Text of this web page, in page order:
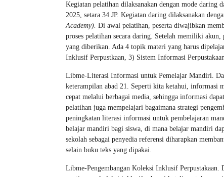
Kegiatan pelatihan dilaksanakan dengan mode daring
2025, setara 34 JP. Kegiatan daring dilaksanakan
Academy). Di awal pelatihan, peserta diwajibkan
proses pelatihan secara daring. Setelah memiliki
yang diberikan. Ada 4 topik materi yang harus
Inklusif Perpustkaan, 3) Sistem Informasi
Libme-Literasi Informasi untuk Pemelajar Mandiri.
keterampilan abad 21. Seperti kita ketahui, informasi
cepat melalui berbagai media, sehingga informasi
pelatihan juga mempelajari bagaimana strategi
peningkatan literasi informasi untuk pembelajaran
belajar mandiri bagi siswa, di mana belajar mandiri
sekolah sebagai penyedia referensi diharapkan
selain buku teks yang dipakai.
Libme-Pengembangan Koleksi Inklusif